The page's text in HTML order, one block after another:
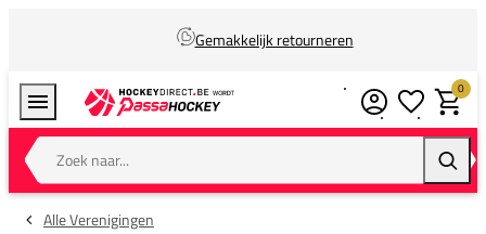
Gemakkelijk retourneren
Zoek naar...
0
Alle Verenigingen